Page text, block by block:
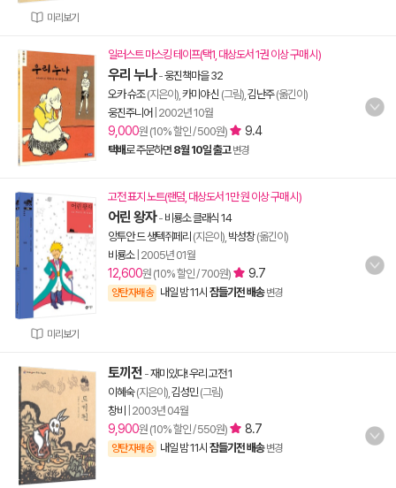
미리보기
일러스트 마스킹 테이프(택1, 대상도서 1권 이상 구매 시)
우리 누나-웅진책마을 32
오카 슈조(지은이), 카미야 신 (그림), 김난주(옮긴이)
웅진주니어 2002년 10월
9,000원 (10% 할인 / 500원) 9.4
택배로 주문하면 8월 10일 출고 변경
미리보기
고전 표지 노트(랜덤, 대상도서 1만 원 이상 구매 시)
어린 왕자- 비룡소 클래식 14
앙투안 드 생텍쥐페리 (지은이), 박성창(옮긴이)
비룡소| 2005년 01월
12,600원 (10% 할인 / 700원) 9.7
양탄자배송 내일 밤 11시 잠들기전 배송 변경
토끼전 -재미있다! 우리 고전 1
이혜숙(지은이), 김성민(그림)
창비
2003년 04월
9,900원 (10% 할인 / 550원) 8.7
양탄자배송 내일 밤 11시 잠들기전 배송 변경